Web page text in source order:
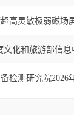
高灵敏极弱磁场
文化和旅游部信
检测研究院2026